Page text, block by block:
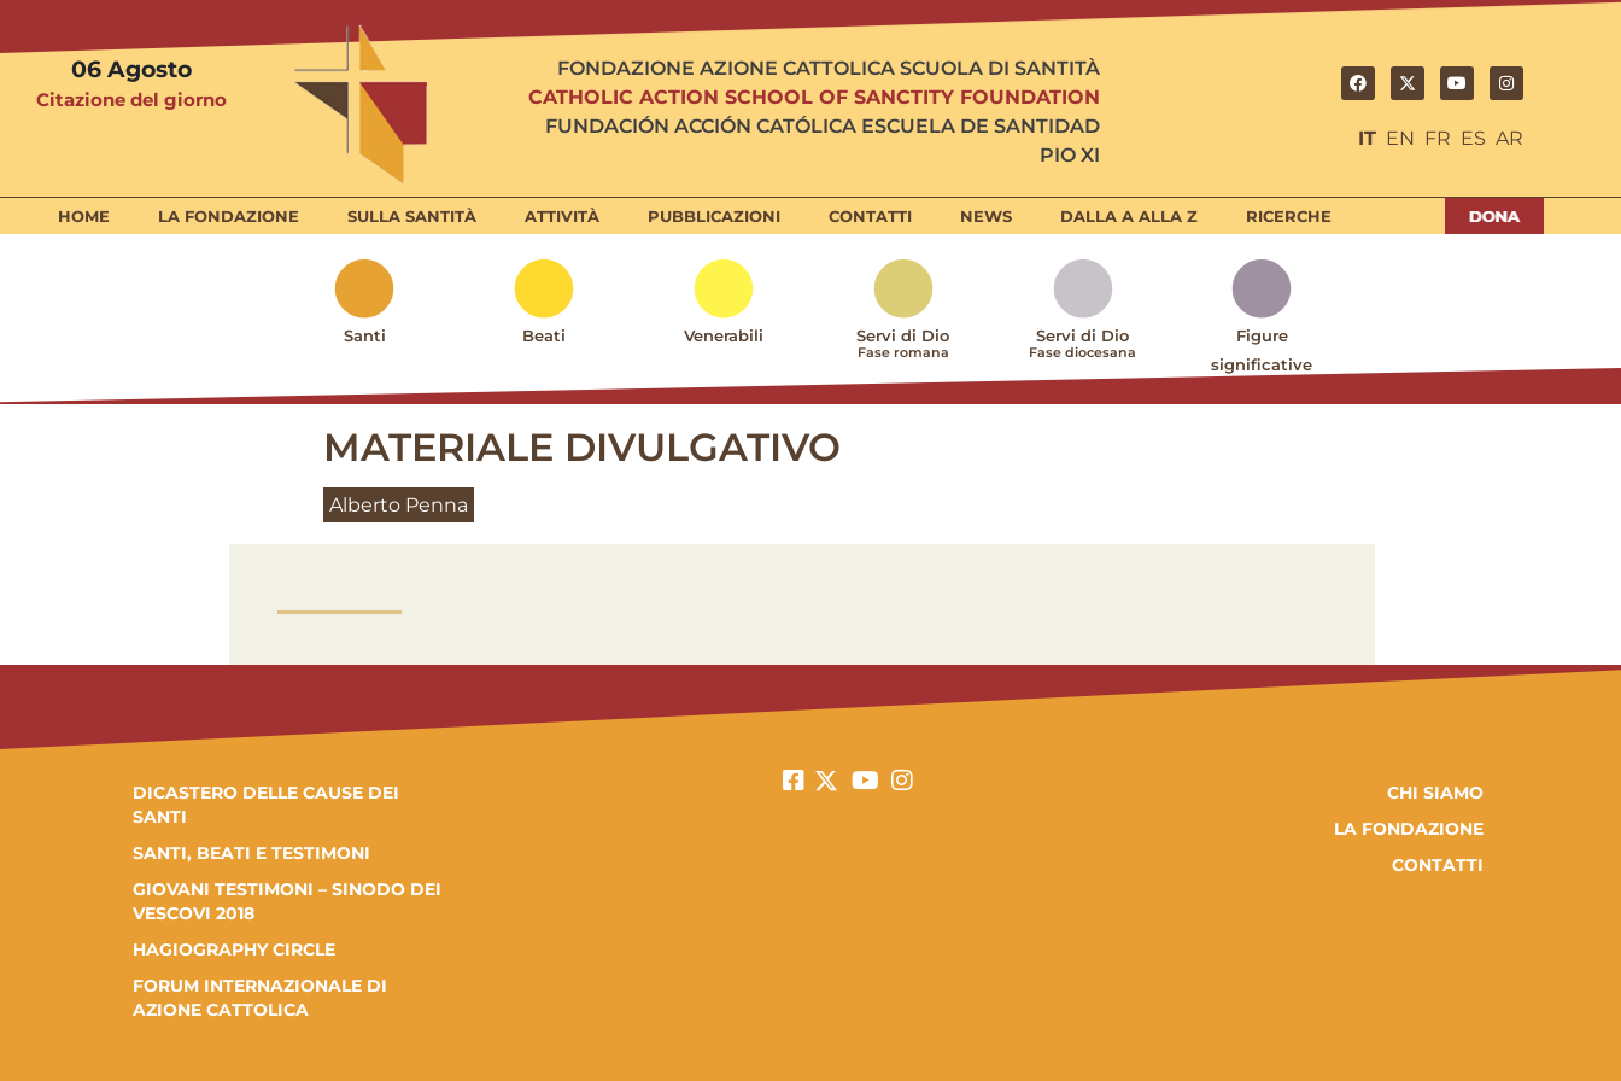
06 Agosto
Citazione del giorno
FONDAZIONE AZIONE CATTOLICA SCUOLA DI SANTITÀ
CATHOLIC ACTION SCHOOL OF SANCTITY FOUNDATION
FUNDACIÓN ACCIÓN CATÓLICA ESCUELA DE SANTIDAD
PIO XI
IT EN FR ES AR
HOME LA FONDAZIONE SULLA SANTITÀ ATTIVITÀ PUBBLICAZIONI CONTATTI NEWS DALLA A ALLA Z RICERCHE
Santi Beati Venerabili Servi di Dio
Fase romana
Servi di Dio
Fase diocesana
Figure
significative
MATERIALE DIVULGATIVO
Alberto Penna
DICASTERO DELLE CAUSE DEI
SANTI
SANTI, BEATI E TESTIMONI
GIOVANI TESTIMONI – SINODO DEI
VESCOVI 2018
HAGIOGRAPHY CIRCLE
FORUM INTERNAZIONALE DI
AZIONE CATTOLICA
CHI SIAMO
LA FONDAZIONE
CONTATTI